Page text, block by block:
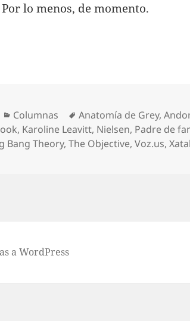
lo menos, de momento.
Categorías
Columnas Etiquetas
Anatomía de Grey,
, Karoline Leavitt, Nielsen, Padre de
Bang Theory,The Objective,Voz.us,
a WordPress